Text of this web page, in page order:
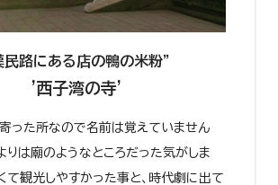
民路にある店の鴨の米粉"
'西子湾の寺'
った所なので名前は覚えていません
りは廟のようなところだった気がしま
て観光しやすかった事と、時代劇に出て